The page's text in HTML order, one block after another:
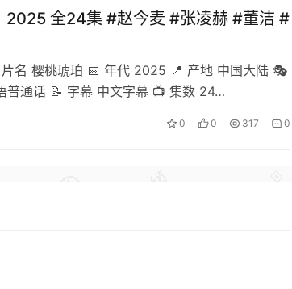
2025 全24集 #赵今麦 #张凌赫 #董洁 #
名 樱桃琥珀 📅 年代 2025 📍 产地 中国大陆 🎭
通话 📝 字幕 中文字幕 📺 集数 24…
0 0 317 0